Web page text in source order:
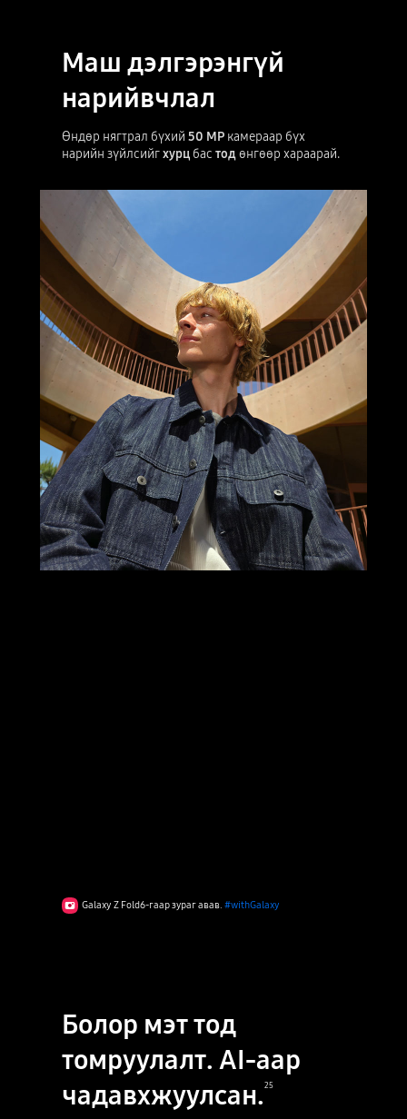
Маш дэлгэрэнгүй
нарийвчлал
Өндөр нягтрал бүхий 50 MP камераар бүх
нарийн зүйлсийгхурцбас тодөнгөөр хараарай.
Galaxy Z Fold6-гаар зураг авав. #withGalaxy
Болор мэт тод
томруулалт. AI-аар
чадавхжуулсан. 25